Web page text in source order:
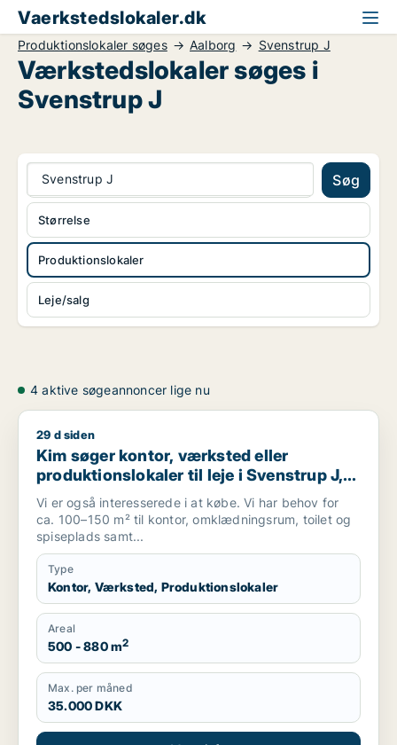
Vaerkstedslokaler.dk
Produktionslokaler søges Aalborg Svenstrup J
Værkstedslokaler søges i
Svenstrup J
Svenstrup J Søg
Produktionslokaler
Leje/salg
Størrelse
4 aktive søgeannoncer lige nu
Kim søger kontor, værksted eller produktionslokaler til leje i
29 d siden
Kim søger kontor, værksted eller
produktionslokaler til leje i Svenstrup J,
Nibe eller Gistrup m.fl.
Vi er også interesserede i at købe. Vi har behov for
ca. 100–150 m² til kontor, omklædningsrum, toilet og
spiseplads samt...
Type
Kontor, Værksted, Produktionslokaler
Areal
500 - 880 m2
Max. per måned
35.000 DKK